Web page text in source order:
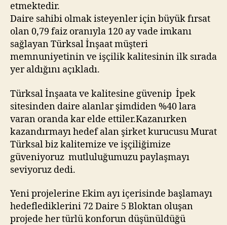
etmektedir.
Daire sahibi olmak isteyenler için büyük fırsat
olan 0,79 faiz oranıyla 120 ay vade imkanı
sağlayan Türksal İnşaat müşteri
memnuniyetinin ve işçilik kalitesinin ilk sırada
yer aldığını açıkladı.
Türksal İnşaata ve kalitesine güvenip İpek
sitesinden daire alanlar şimdiden %40 lara
varan oranda kar elde ettiler.Kazanırken
kazandırmayı hedef alan şirket kurucusu Murat
Türksal biz kalitemize ve işçiliğimize
güveniyoruz mutluluğumuzu paylaşmayı
seviyoruz dedi.
Yeni projelerine Ekim ayı içerisinde başlamayı
hedeflediklerini 72 Daire 5 Bloktan oluşan
projede her türlü konforun düşünüldüğü